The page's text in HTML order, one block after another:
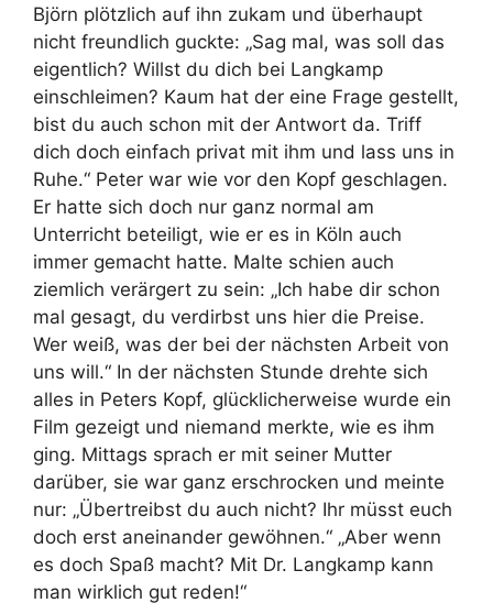
Björn plötzlich auf ihn zukam und überhaupt
nicht freundlich guckte: „Sag mal, was soll das
eigentlich? Willst du dich bei Langkamp
einschleimen? Kaum hat der eine Frage gestellt,
bist du auch schon mit der Antwort da. Triff
dich doch einfach privat mit ihm und lass uns in
Ruhe.“ Peter war wie vor den Kopf geschlagen.
Er hatte sich doch nur ganz normal am
Unterricht beteiligt, wie er es in Köln auch
immer gemacht hatte. Malte schien auch
ziemlich verärgert zu sein: „Ich habe dir schon
mal gesagt, du verdirbst uns hier die Preise.
Wer weiß, was der bei der nächsten Arbeit von
uns will.“ In der nächsten Stunde drehte sich
alles in Peters Kopf, glücklicherweise wurde ein
Film gezeigt und niemand merkte, wie es ihm
ging. Mittags sprach er mit seiner Mutter
darüber, sie war ganz erschrocken und meinte
nur: „Übertreibst du auch nicht? Ihr müsst euch
doch erst aneinander gewöhnen.“ „Aber wenn
es doch Spaß macht? Mit Dr. Langkamp kann
man wirklich gut reden!“